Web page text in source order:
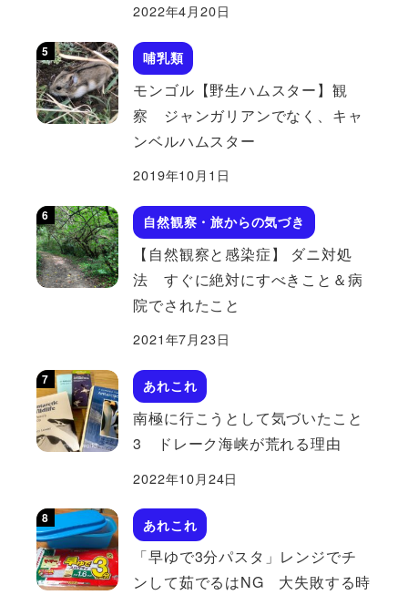
2022年4月20日
哺乳類
モンゴル【野生ハムスター】観
察 ジャンガリアンでなく、キャ
ンベルハムスター
2019年10月1日
自然観察・旅からの気づき
【自然観察と感染症】 ダニ対処
法 すぐに絶対にすべきこと＆病
院でされたこと
2021年7月23日
あれこれ
南極に行こうとして気づいたこと
3 ドレーク海峡が荒れる理由
2022年10月24日
あれこれ
「早ゆで3分パスタ」レンジでチ
ンして茹でるはNG 大失敗する時